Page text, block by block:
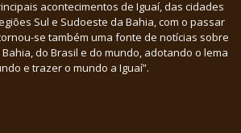
acontecimentos de Iguaí, das cidades
Sul e Sudoeste da Bahia, com o passar
se também uma fonte de notícias sobre
do Brasil e do mundo, adotando o lema
e trazer o mundo a Iguaí”.